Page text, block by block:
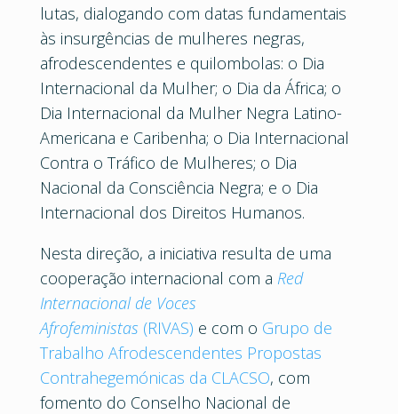
lutas, dialogando com datas fundamentais
às insurgências de mulheres negras,
afrodescendentes e quilombolas: o Dia
Internacional da Mulher; o Dia da África; o
Dia Internacional da Mulher Negra Latino-
Americana e Caribenha; o Dia Internacional
Contra o Tráfico de Mulheres; o Dia
Nacional da Consciência Negra; e o Dia
Internacional dos Direitos Humanos.
Nesta direção, a iniciativa resulta de uma
cooperação internacional com a Red
Internacional de Voces
Afrofeministas (RIVAS) e com o Grupo de
Trabalho Afrodescendentes Propostas
Contrahegemónicas da CLACSO, com
fomento do Conselho Nacional de